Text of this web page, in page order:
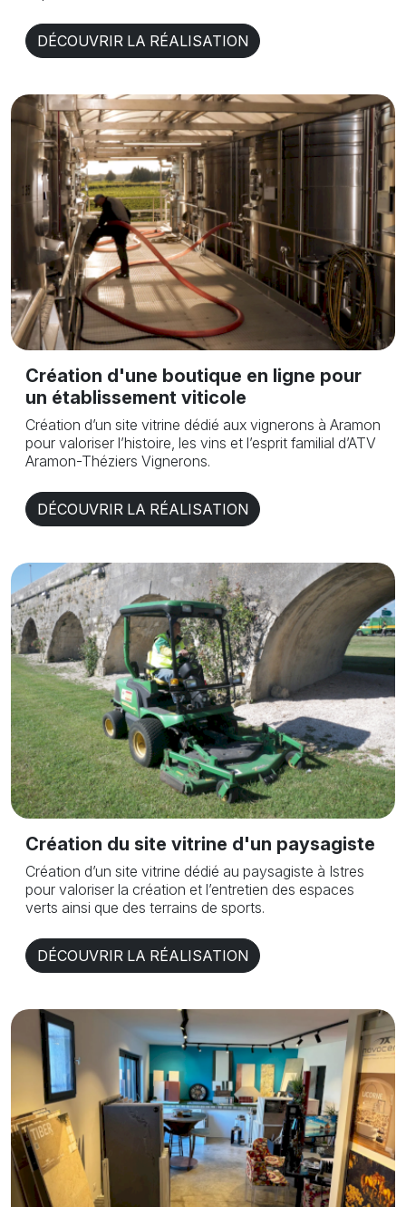
DÉCOUVRIR LA RÉALISATION
Création d'une boutique en ligne pour
un établissement viticole
Création d’un site vitrine dédié aux vignerons à Aramon
pour valoriser l’histoire, les vins et l’esprit familial d’ATV
Aramon-Théziers Vignerons.
DÉCOUVRIR LA RÉALISATION
Création du site vitrine d'un paysagiste
Création d’un site vitrine dédié au paysagiste à Istres
pour valoriser la création et l’entretien des espaces
verts ainsi que des terrains de sports.
DÉCOUVRIR LA RÉALISATION